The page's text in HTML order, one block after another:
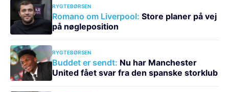
RYGTEBØRSEN
Romano om Liverpool: Store planer på vej
på nøgleposition
RYGTEBØRSEN
Buddet er sendt: Nu har Manchester
United fået svar fra den spanske storklub